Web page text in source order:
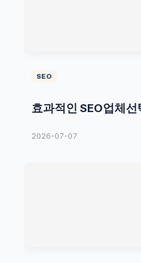
SEO
효과적인 SEO업체
2026-07-07